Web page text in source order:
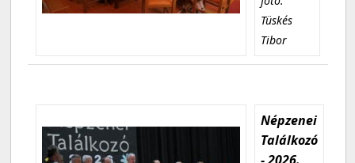
Tüskés
Tibor
Népzenei
Találkozó